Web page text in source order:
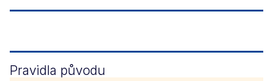
Pravidla původu